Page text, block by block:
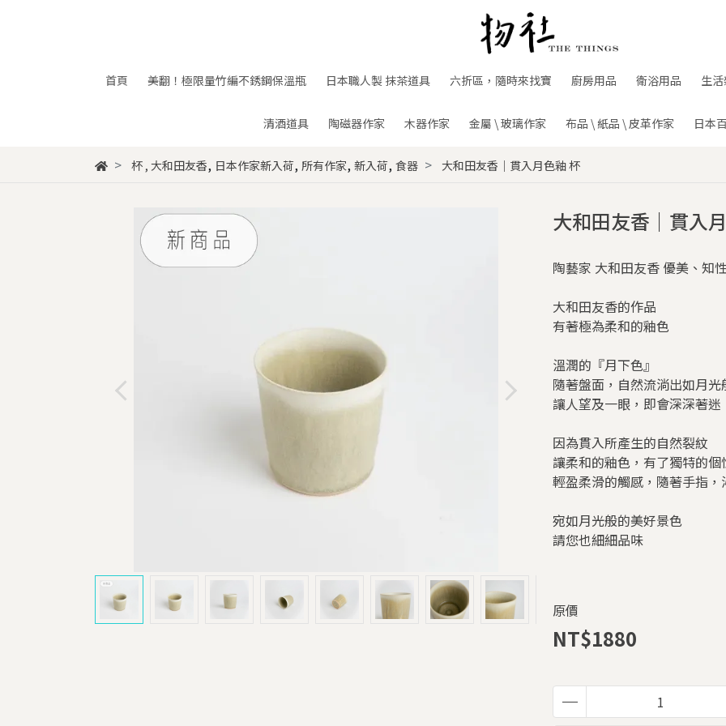
首頁 美翻！極限量竹編不銹鋼保溫瓶 日本職人製 抹茶道具 六折區，隨時來找寶 廚房用品 衛浴用品 生
清酒道具 陶磁器作家 木器作家 金屬 \ 玻璃作家 布品 \ 紙品 \ 皮革作家 日本
杯, 大和田友香, 日本作家新入荷, 所有作家, 新入荷, 食器 大和田友香｜貫入月色釉 杯
大和田友香｜貫入
陶藝家 大和田友香 優美、知
大和田友香的作品
有著極為柔和的釉色
溫潤的『月下色』
隨著盤面，自然流淌出如月光
讓人望及一眼，即會深深著迷
因為貫入所產生的自然裂紋
讓柔和的釉色，有了獨特的個
輕盈柔滑的觸感，隨著手指，
宛如月光般的美好景色
請您也細細品味
原價
NT$1880